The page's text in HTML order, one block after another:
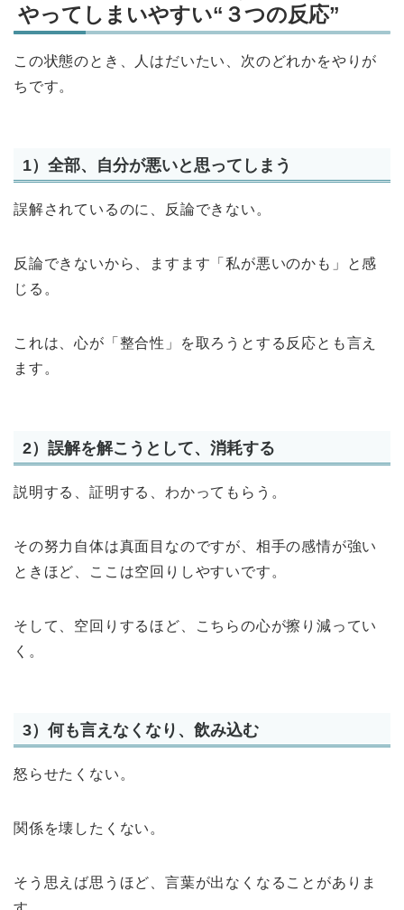
やってしまいやすい“３つの反応”
この状態のとき、人はだいたい、次のどれかをやりが
ちです。
1）全部、自分が悪いと思ってしまう
誤解されているのに、反論できない。
反論できないから、ますます「私が悪いのかも」と感
じる。
これは、心が「整合性」を取ろうとする反応とも言え
ます。
2）誤解を解こうとして、消耗する
説明する、証明する、わかってもらう。
その努力自体は真面目なのですが、相手の感情が強い
ときほど、ここは空回りしやすいです。
そして、空回りするほど、こちらの心が擦り減ってい
く。
3）何も言えなくなり、飲み込む
怒らせたくない。
関係を壊したくない。
そう思えば思うほど、言葉が出なくなることがありま